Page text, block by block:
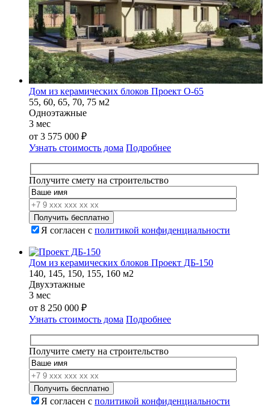
Дом из керамических блоков Проект О-65
55, 60, 65, 70, 75 м2
Одноэтажные
3 мес
от 3 575 000 ₽
Узнать стоимость дома Подробнее
Получите смету на строительство
Я согласен с политикой конфиденциальности
Дом из керамических блоков Проект ДБ-150
140, 145, 150, 155, 160 м2
Двухэтажные
3 мес
от 8 250 000 ₽
Узнать стоимость дома Подробнее
Получите смету на строительство
Я согласен с политикой конфиденциальности